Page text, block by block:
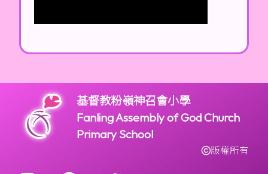
基督教粉嶺神召會小學
Fanling Assembly of God Church
Primary School
版權所有